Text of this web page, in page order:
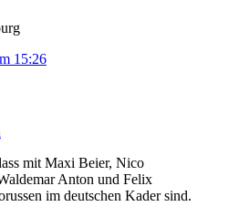
15:26
mit Maxi Beier, Nico
Anton und Felix
im deutschen Kader sind.